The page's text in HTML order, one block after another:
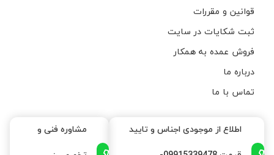
قوانین و مقررات
ثبت شکایات در سایت
فروش عمده به همکار
درباره ما
تماس با ما
اطلاع از موجودی اجناس و تایید مشاوره فنی و